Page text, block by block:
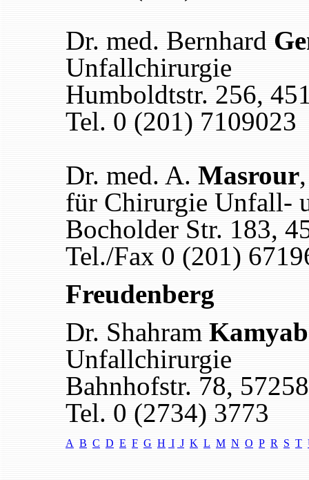
Dr. med. Bernhard
Unfallchirurgie
Humboldtstr. 256,
Tel. 0 (201) 7109023
Dr. med. A. Masrour
für Chirurgie Unfall-
Bocholder Str. 183,
Tel./Fax 0 (201)
Freudenberg
Dr. Shahram Kamyab
Unfallchirurgie
Bahnhofstr. 78,
Tel. 0 (2734) 3773
A B C D E F G H I J K L M N O P R S T